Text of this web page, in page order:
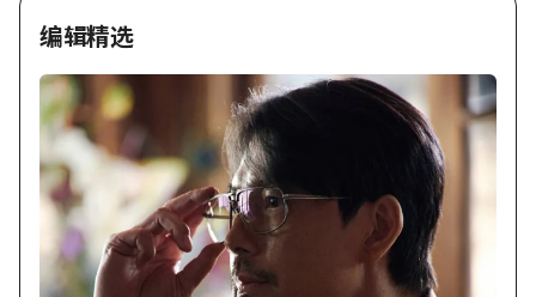
编辑精选